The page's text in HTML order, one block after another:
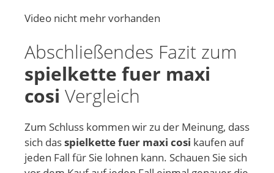
Video nicht mehr vorhanden
Abschließendes Fazit zum
spielkette fuer maxi
cosi Vergleich
Zum Schluss kommen wir zu der Meinung, dass
sich dasspielkette fuer maxi cosi kaufen auf
jeden Fall für Sie lohnen kann. Schauen Sie sich